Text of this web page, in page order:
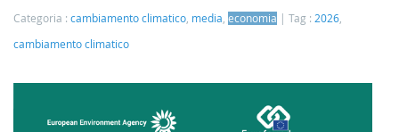
Categoria : cambiamento climatico media economia Tag : 2026
cambiamento climatico